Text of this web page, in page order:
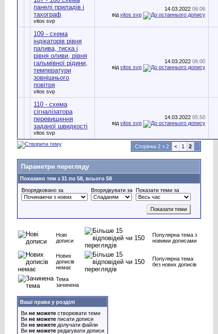
панелі приладів і
тахограф
vitos svp
14.03.2022 06:06
від vitos svp
109 - схема
індікаторів рівня
палива, тиска і
рівня оливи, рівня
гальмівної рідини,
температури
зовнішнього
повітря
vitos svp
14.03.2022 06:00
від vitos svp
110 - схема
сігналізатора
перевищення
заданої швидкості
vitos svp
14.03.2022 05:50
від vitos svp
Сторінка 2 з 2 < 1 2
Параметри перегляду
Показано тем з 31 по 58, всього 58
Впорядковано за
Впорядкувати за Показати теми за
Нові
дописи
Популярна тема з
новими дописами
Нових
дописів
немає
Популярна тема
без нових дописів
Тема
зачинена
Ваші права у розділі
Ви не можете створювати теми
Ви не можете писати дописи
Ви не можете долучати файли
Ви не можете редагувати дописи